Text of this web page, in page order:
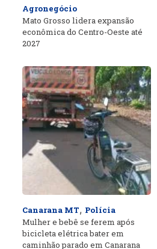
Agronegócio
Mato Grosso lidera expansão
econômica do Centro-Oeste até
2027
Canarana MT, Polícia
Mulher e bebê se ferem após
bicicleta elétrica bater em
caminhão parado em Canarana